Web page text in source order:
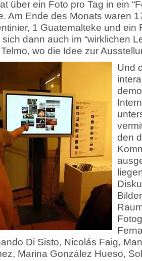
über ein Foto pro Tag in ein
Am Ende des Monats waren
1 Guatemalteke und ein
sich dann auch im “wirklichen
wo die Idee zur
Und
den
Di Sisto, Nicolás Faig,
Marina González Hueso,